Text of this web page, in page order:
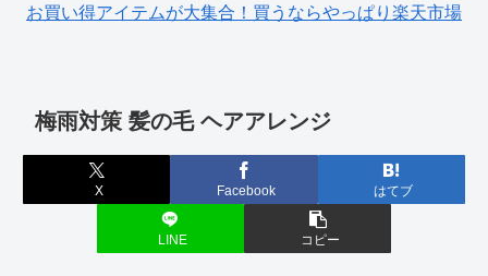
お買い得アイテムが大集合！買うならやっぱり楽天市場
梅雨対策 髪の毛 ヘアアレンジ
X Facebook はてブ
LINE コピー